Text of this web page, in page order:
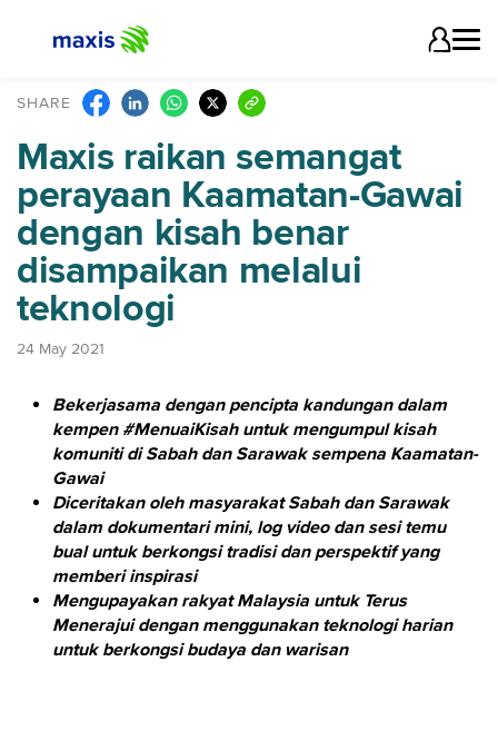
SHARE
Maxis raikan semangat
perayaan Kaamatan-Gawai
dengan kisah benar
disampaikan melalui
teknologi
24 May 2021
Bekerjasama dengan pencipta kandungan dalam
kempen #MenuaiKisah untuk mengumpul kisah
komuniti di Sabah dan Sarawak sempena Kaamatan-
Gawai
Diceritakan oleh masyarakat Sabah dan Sarawak
dalam dokumentari mini, log video dan sesi temu
bual untuk berkongsi tradisi dan perspektif yang
memberi inspirasi
Mengupayakan rakyat Malaysia untuk Terus
Menerajui dengan menggunakan teknologi harian
untuk berkongsi budaya dan warisan